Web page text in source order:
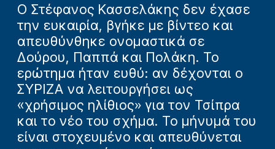
Ο Στέφανος Κασσελάκης δεν έχασε
την ευκαιρία, βγήκε με βίντεο και
απευθύνθηκε ονομαστικά σε
Δούρου, Παππά και Πολάκη. Το
ερώτημα ήταν ευθύ: αν δέχονται ο
ΣΥΡΙΖΑ να λειτουργήσει ως
«χρήσιμος ηλίθιος» για τον Τσίπρα
και το νέο του σχήμα. Το μήνυμά του
είναι στοχευμένο και απευθύνεται